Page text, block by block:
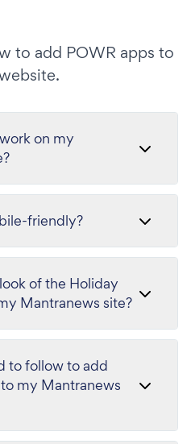
to add POWR apps to
on my
friendly?
of the Holiday
Mantranews site?
to follow to add
my Mantranews